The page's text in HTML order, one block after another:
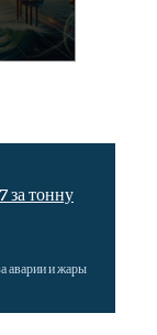
за тонну
аварии и жары